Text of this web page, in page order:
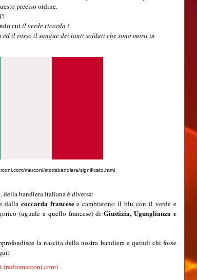
preciso ordine.
cui il verde ricorda i
il rosso il sangue dei tanti soldati che sono morti in
marconi/storiabandiera/significato.html
, della bandiera italiana è diversa:
dalla coccarda francesee cambiarono il blu con il verde e
(uguale a quello francese) diGiustizia, Uguaglianza e
la nascita della nostra bandiera e quindi chi fosse
(radiomarconi.com)